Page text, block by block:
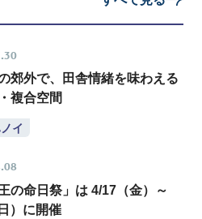
郊外で、田舎情緒を味わえる
複合空間
イ
王の命日祭」は 4/17（金）～
）に開催